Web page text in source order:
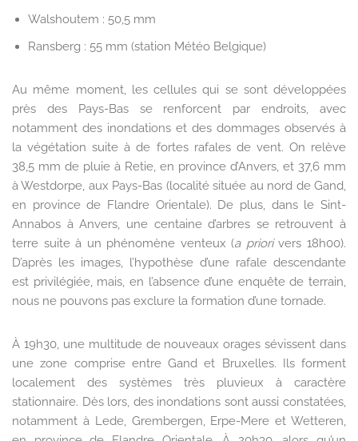
Walshoutem : 50,5 mm
Ransberg : 55 mm (station Météo Belgique)
Au même moment, les cellules qui se sont développées
près des Pays-Bas se renforcent par endroits, avec
notamment des inondations et des dommages observés à
la végétation suite à de fortes rafales de vent. On relève
38,5 mm de pluie à Retie, en province d’Anvers, et 37,6 mm
à Westdorpe, aux Pays-Bas (localité située au nord de Gand,
en province de Flandre Orientale). De plus, dans le Sint-
Annabos à Anvers, une centaine d’arbres se retrouvent à
terre suite à un phénomène venteux (a priorivers 18h00).
D’après les images, l’hypothèse d’une rafale descendante
est privilégiée, mais, en l’absence d’une enquête de terrain,
nous ne pouvons pas exclure la formation d’une tornade.
À 19h30, une multitude de nouveaux orages sévissent dans
une zone comprise entre Gand et Bruxelles. Ils forment
localement des systèmes très pluvieux à caractère
stationnaire. Dès lors, des inondations sont aussi constatées,
notamment à Lede, Grembergen, Erpe-Mere et Wetteren,